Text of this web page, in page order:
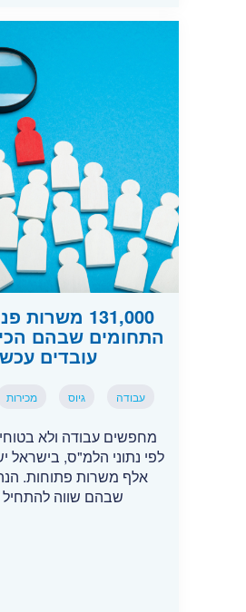
131,000
התחומים שבהם
עובדים
עבודה גיוס מכירות
מחפשים עבודה ולא
אלף משרות פתוחות.
שבהם שווה